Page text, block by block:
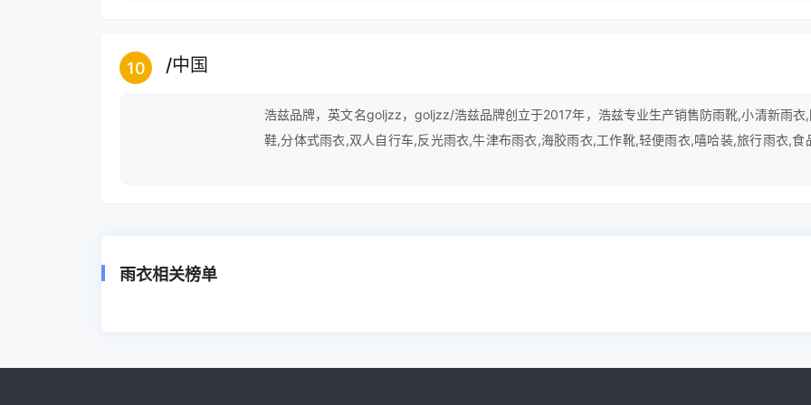
10 /中国
浩兹品牌，英文名goljzz，goljzz/浩兹品牌创立于2017年，浩兹专业生产销售防雨靴,小清新雨衣
鞋,分体式雨衣,双人自行车,反光雨衣,牛津布雨衣,海胶雨衣,工作靴,轻便雨衣,嘻哈装,旅行雨衣,食
雨衣相关榜单